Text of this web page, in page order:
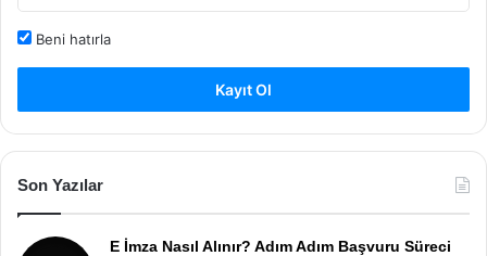
Beni hatırla
Kayıt Ol
Son Yazılar
E İmza Nasıl Alınır? Adım Adım Başvuru Süreci